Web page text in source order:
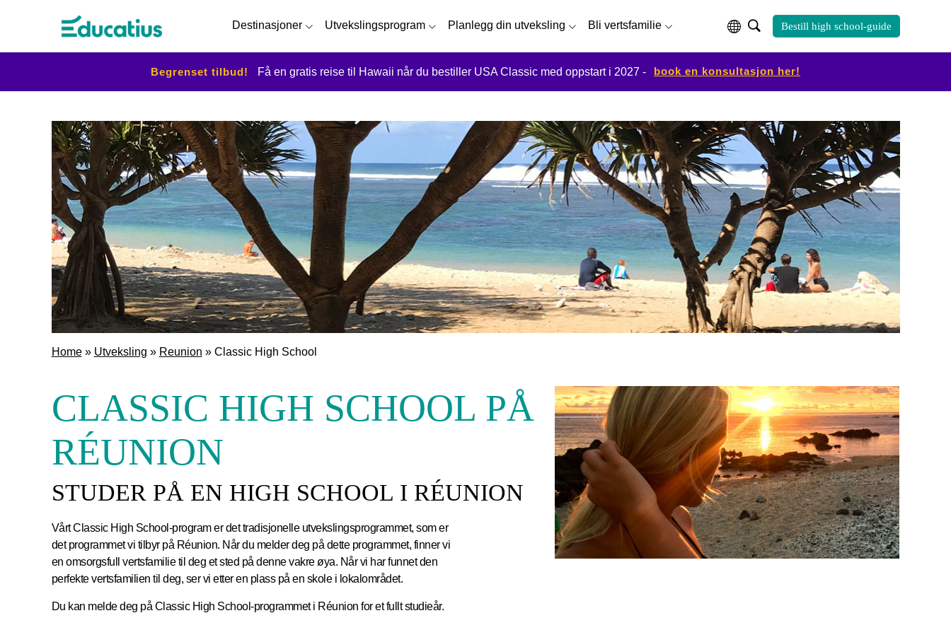
Destinasjoner Utvekslingsprogram Planlegg din utveksling Bli vertsfamilie Bestill high school-guide
Begrenset tilbud! Få en gratis reise til Hawaii når du bestiller USA Classic med oppstart i 2027 - book en konsultasjon her!
Home» Utveksling » Reunion » Classic High School
CLASSIC HIGH SCHOOL PÅ
RÉUNION
STUDER PÅ EN HIGH SCHOOL I RÉUNION
Vårt Classic High School-program er det tradisjonelle utvekslingsprogrammet, som er
det programmet vi tilbyr på Réunion. Når du melder deg på dette programmet, finner vi
en omsorgsfull vertsfamilie til deg et sted på denne vakre øya. Når vi har funnet den
perfekte vertsfamilien til deg, ser vi etter en plass på en skole i lokalområdet.
Du kan melde deg på Classic High School-programmet i Réunion for et fullt studieår.